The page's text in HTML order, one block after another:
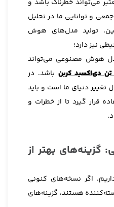
می‌تواند خطرناک باشد و
و توانایی ما در تحلیل
تولید مدل‌های هوش
نیز دارد؛
هوش مصنوعی می‌تواند
باشد. در
دنیای ما است و باید
قرار گیرد تا از خطرات و
بهتر از
اگر نسخه‌های کنونی
هستند، گزینه‌های